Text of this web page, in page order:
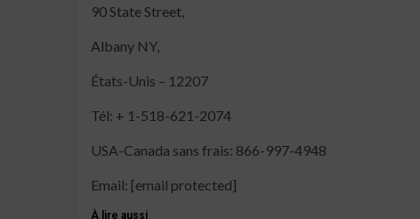
90 State Street,
Albany NY,
États-Unis – 12207
Tél: + 1-518-621-2074
USA-Canada sans frais: 866-997-4948
Email: [email protected]
À lire aussi